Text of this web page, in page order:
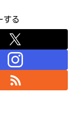
する